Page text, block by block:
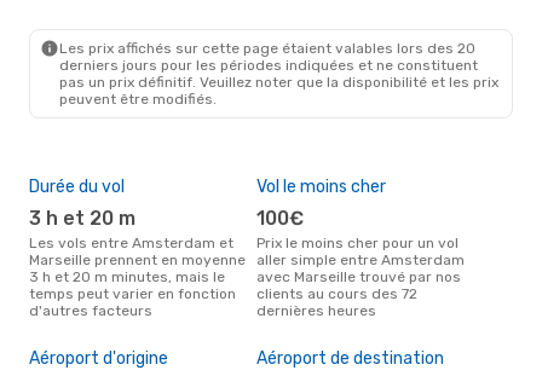
Les prix affichés sur cette page étaient valables lors des 20
derniers jours pour les périodes indiquées et ne constituent
pas un prix définitif. Veuillez noter que la disponibilité et les prix
peuvent être modifiés.
Durée du vol
3 h et 20 m
Les vols entre Amsterdam et
Marseille prennent en moyenne
3 h et 20 m minutes, mais le
temps peut varier en fonction
d'autres facteurs
Vol le moins cher
100€
Prix le moins cher pour un vol
aller simple entre Amsterdam
avec Marseille trouvé par nos
clients au cours des 72
dernières heures
Aéroport d'origine Aéroport de destination